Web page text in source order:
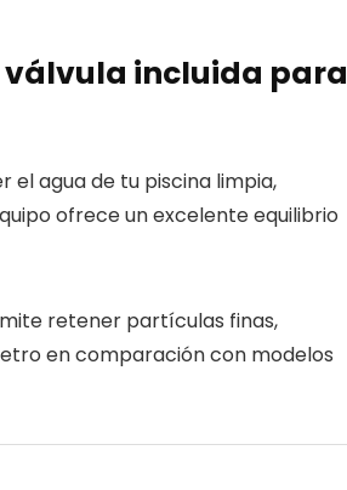
válvula incluida para
agua de tu piscina limpia,
ofrece un excelente equilibrio
retener partículas finas,
en comparación con modelos